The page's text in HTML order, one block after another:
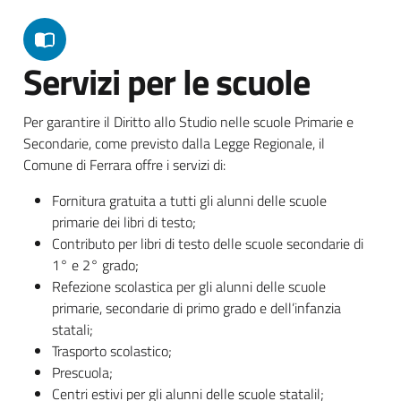
Servizi per le scuole
Per garantire il Diritto allo Studio nelle scuole Primarie e
Secondarie, come previsto dalla Legge Regionale, il
Comune di Ferrara offre i servizi di:
Fornitura gratuita a tutti gli alunni delle scuole
primarie dei libri di testo;
Contributo per libri di testo delle scuole secondarie di
1° e 2° grado;
Refezione scolastica per gli alunni delle scuole
primarie, secondarie di primo grado e dell’infanzia
statali;
Trasporto scolastico;
Prescuola;
Centri estivi per gli alunni delle scuole statalil;